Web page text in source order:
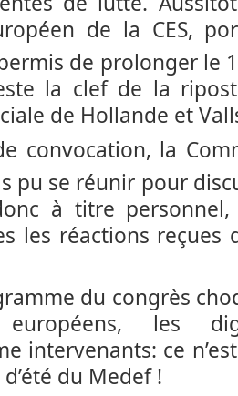
de la CES,
permis de prolonger le 1
la clef de la
de Hollande et
convocation, la
pu se réunir pour
à titre
les réactions reçues
du congrès
européens, les
intervenants: ce
d’été du Medef !